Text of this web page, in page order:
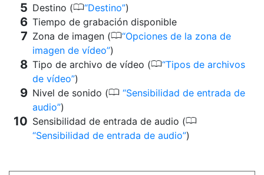
Destino (0 Destino )
Tiempo de grabación disponible
Zona de imagen (0 Opciones de la zona de
imagen de vídeo )
Tipo de archivo de vídeo (0 Tipos de archivos
de vídeo )
Nivel de sonido (0 Sensibilidad de entrada de
audio )
Sensibilidad de entrada de audio (0
Sensibilidad de entrada de audio )